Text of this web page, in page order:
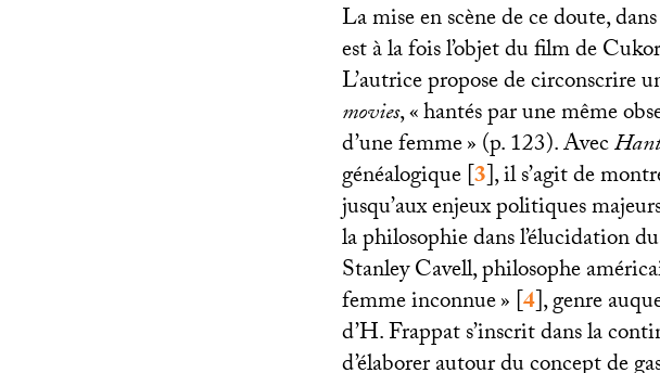
La mise en scène de ce doute,
est à la fois l’objet du film de
L’autrice propose de circonscrire
movies, «hantés par une même
d’une femme» (p. 123). Avec
généalogique[3], il s’agit de
jusqu’aux enjeux politiques
la philosophie dans l’élucidation
Stanley Cavell, philosophe
femme inconnue»[4], genre
d’H. Frappat s’inscrit dans la